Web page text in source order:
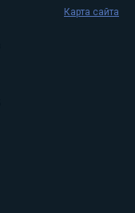
Карта сайта